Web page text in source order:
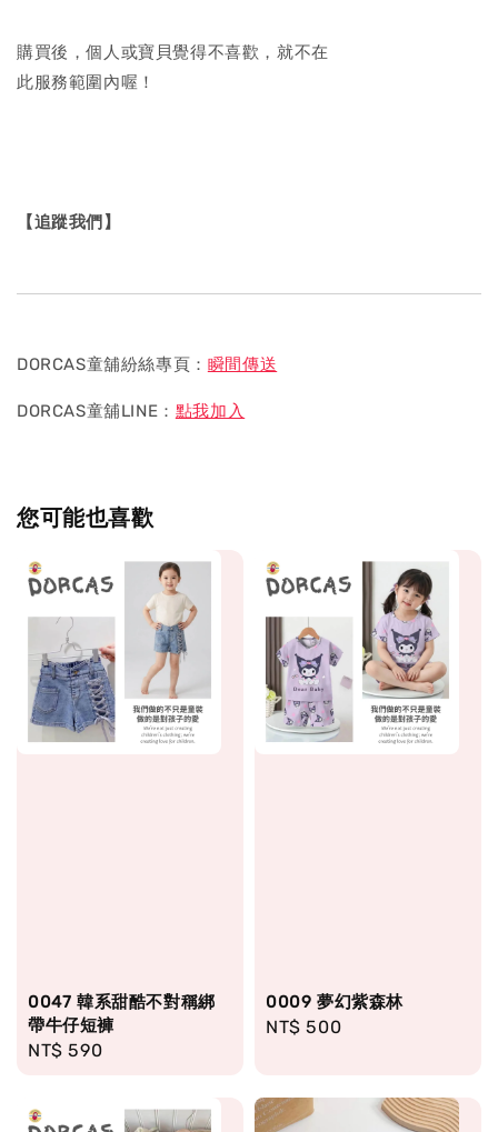
購買後，個人或寶貝覺得不喜歡，就不在
此服務範圍內喔！
【追蹤我們】
DORCAS童舖紛絲專頁： 瞬間傳送
DORCAS童舖LINE： 點我加入
您可能也喜歡
0047 韓系甜酷不對稱綁
帶牛仔短褲
Regular
NT$ 590
0009 夢幻紫森林
Regular
NT$ 500